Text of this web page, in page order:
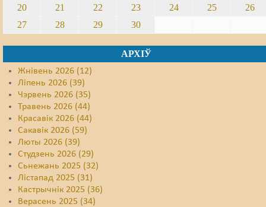
20
21 22 23 24 25
26
27
28 29 30
АРХІЎ
Жнівень 2026 (12)
Ліпень 2026 (39)
Чэрвень 2026 (35)
Травень 2026 (44)
Красавік 2026 (44)
Сакавік 2026 (59)
Люты 2026 (39)
Студзень 2026 (29)
Сьнежань 2025 (32)
Лістапад 2025 (31)
Кастрычнік 2025 (36)
Верасень 2025 (34)